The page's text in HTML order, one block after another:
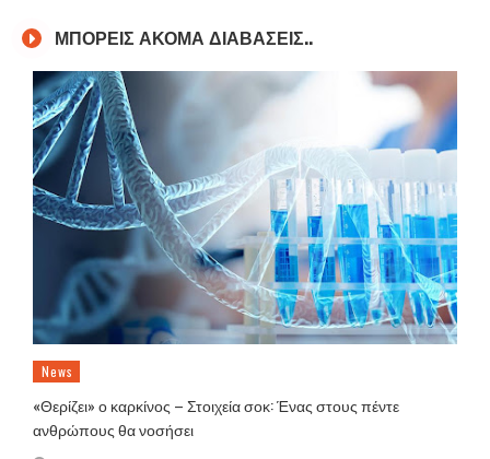
ΜΠΟΡΕΙΣ ΑΚΟΜΑ ΔΙΑΒΑΣΕΙΣ..
News
«Θερίζει» ο καρκίνος – Στοιχεία σοκ: Ένας στους πέντε
ανθρώπους θα νοσήσει